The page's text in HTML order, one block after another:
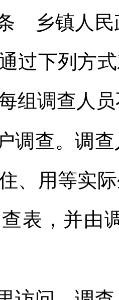
乡镇人民
过下列方
组调查人
调查。调
、用等实
表，并由